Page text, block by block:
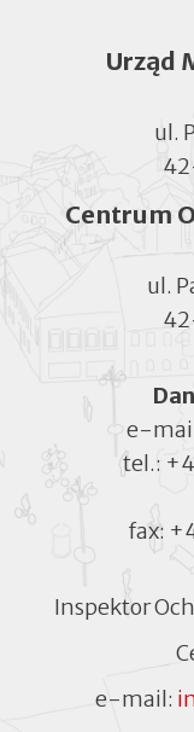
Urząd
ul.
Centrum
ul.
e-
tel.:
fax:
Inspektor
e-mail: